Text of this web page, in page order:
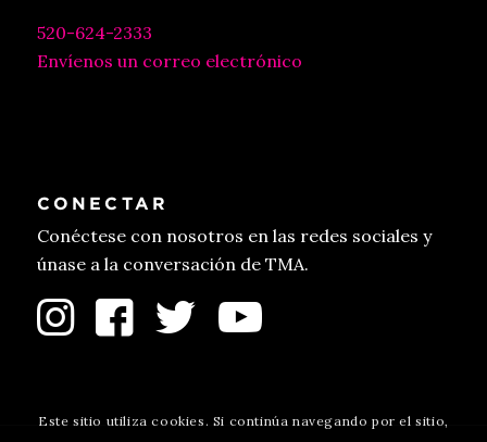
520-624-2333
Envíenos un correo electrónico
CONECTAR
Conéctese con nosotros en las redes sociales y
únase a la conversación de TMA.
Este sitio utiliza cookies. Si continúa navegando por el sitio,